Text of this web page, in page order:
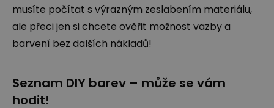
musíte počítat s výrazným zeslabením materiálu,
ale přeci jen si chcete ověřit možnost vazby a
barvení bez dalších nákladů!
Seznam DIY barev – může se vám
hodit!